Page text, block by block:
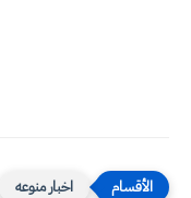
اخبار منوعه